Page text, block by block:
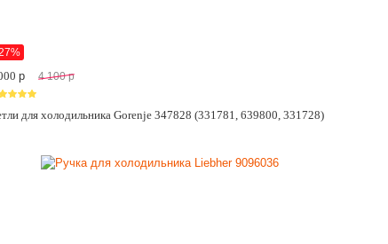
p 4 100 p
для холодильника Gorenje 347828 (331781, 639800, 331728)